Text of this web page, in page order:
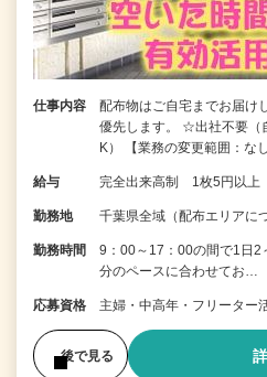
仕事内容
配布物はご自宅までお届け
優先します。 ☆出社不要
K） 【業務の変更範囲：なし
給与 完全出来高制 1枚5円以上
勤務地 千葉県全域（配布エリアに
勤務時間
9：00～17：00の間で1日
分のペースに合わせてお…
応募資格 主婦・中高年・フリーター
後で見る